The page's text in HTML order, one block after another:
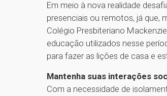
Em meio à nova realidade
presenciais ou remotos, já que,
Colégio Presbiteriano
educação utilizados nesse
para fazer as lições de casa e
Mantenha suas interações
Com a necessidade de